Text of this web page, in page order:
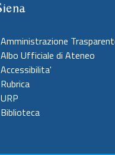
Amministrazione
Albo Ufficiale di Ateneo
Accessibilita'
Rubrica
URP
Biblioteca